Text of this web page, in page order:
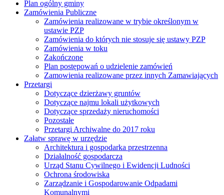
Plan ogólny gminy
Zamówienia Publiczne
Zamówienia realizowane w trybie określonym w
ustawie PZP
Zamówienia do których nie stosuje się ustawy PZP
Zamówienia w toku
Zakończone
Plan postępowań o udzielenie zamówień
Zamowienia realizowane przez innych Zamawiających
Przetargi
Dotyczące dzierżawy gruntów
Dotyczące najmu lokali użytkowych
Dotyczące sprzedaży nieruchomości
Pozostałe
Przetargi Archiwalne do 2017 roku
Załatw sprawę w urzędzie
Architektura i gospodarka przestrzenna
Działalność gospodarcza
Urząd Stanu Cywilnego i Ewidencji Ludności
Ochrona środowiska
Zarządzanie i Gospodarowanie Odpadami
Komunalnymi